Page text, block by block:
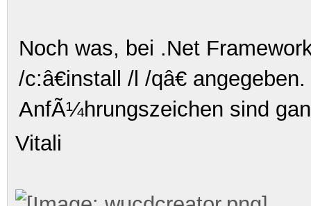
Noch was, bei .Net
/c:â€install /l /qâ€
AnfÃ¼hrungszeichen sind
Vitali